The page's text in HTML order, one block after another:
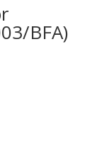
BFA)